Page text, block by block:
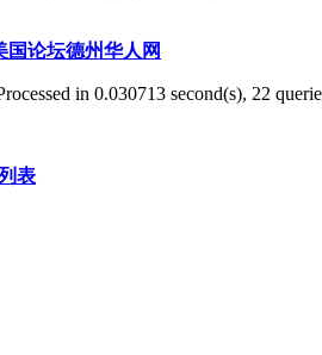
国论坛德州华人网
in 0.030713 second(s), 22
表